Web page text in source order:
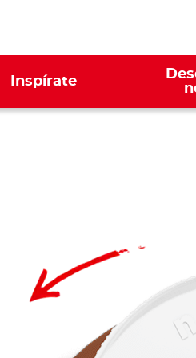
Inspírate